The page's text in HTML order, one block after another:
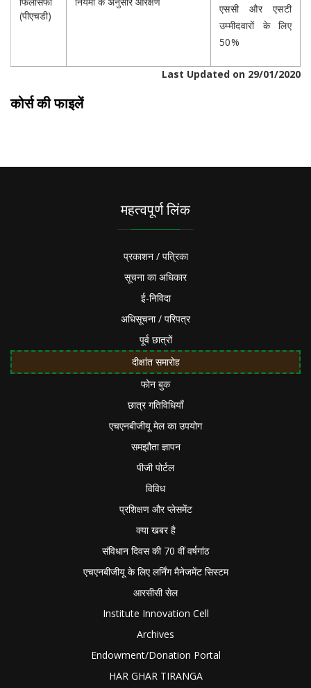
(पीएचडी)
एससी और एसटी
उम्मीदवारों के लिए
50%
Last Updated on 29/01/2020
कोर्स की फाइलें
महत्वपूर्ण लिंक
प्रकाशन / पत्रिका
सूचना का अधिकार
ई-निविदा
अधिसूचना / परिपत्र
पूर्व छात्रों
दीक्षांत समारोह
फोन बुक
छात्र गतिविधियाँ
एचएनबीजीयू मेल का उपयोग
समझौता ज्ञापन
पीजी पोर्टल
विविध
प्रशिक्षण और प्लेसमेंट
क्या खबर है
संविधान दिवस की 70 वीं वर्षगांठ
एचएनबीजीयू के लिए लर्निंग मैनेजमेंट सिस्टम
आरसीसी सेल
Institute Innovation Cell
Archives
Endowment/Donation Portal
HAR GHAR TIRANGA